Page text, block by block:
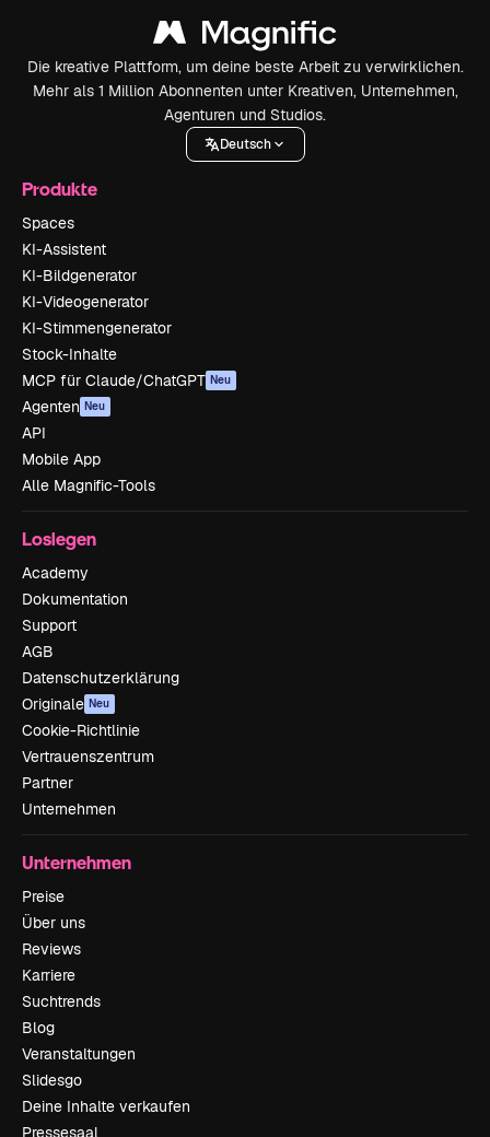
Die kreative Plattform, um deine beste Arbeit zu verwirklichen.
Mehr als 1 Million Abonnenten unter Kreativen, Unternehmen,
Agenturen und Studios.
Deutsch
Produkte
Spaces
KI-Assistent
KI-Bildgenerator
KI-Videogenerator
KI-Stimmengenerator
Stock-Inhalte
MCP für Claude/ChatGPT Neu
Agenten Neu
API
Mobile App
Alle Magnific-Tools
Loslegen
Academy
Dokumentation
Support
AGB
Datenschutzerklärung
Originale Neu
Cookie-Richtlinie
Vertrauenszentrum
Partner
Unternehmen
Unternehmen
Preise
Über uns
Reviews
Karriere
Suchtrends
Blog
Veranstaltungen
Slidesgo
Deine Inhalte verkaufen
Pressesaal